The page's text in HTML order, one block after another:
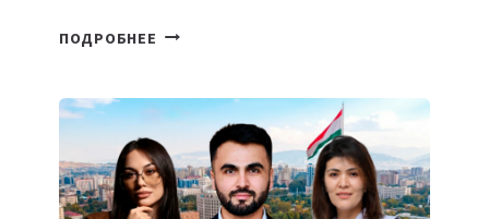
ПОДРОБНЕЕ СТАЛИ
ВНЕШНЕГО
ВИДА
НОВОГО
УСТРОЙСТВА